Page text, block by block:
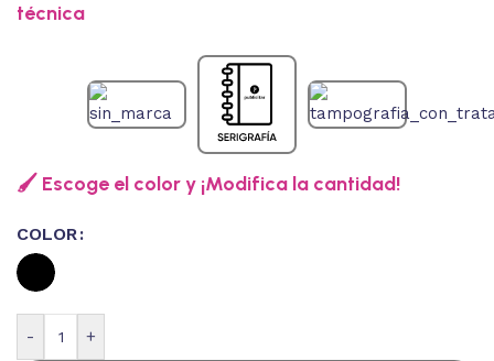
técnica
🖌️ Escoge el color y ¡Modifica la cantidad!
COLOR
- +